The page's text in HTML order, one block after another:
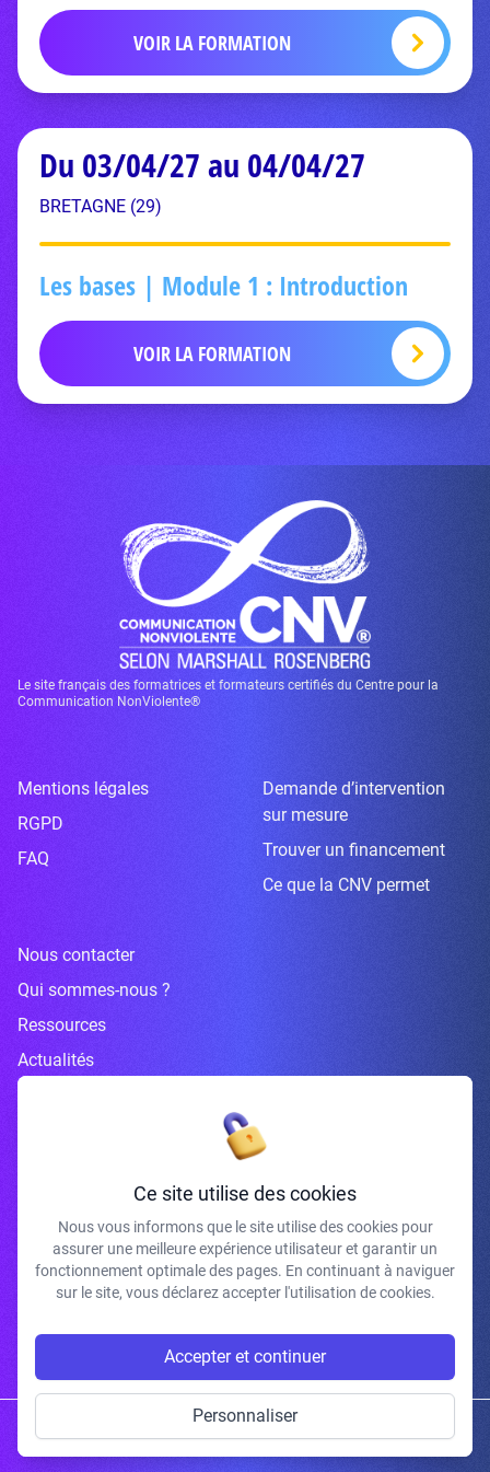
VOIR LA FORMATION
Du 03/04/27 au 04/04/27
BRETAGNE (29)
Les bases | Module 1 : Introduction
VOIR LA FORMATION
Le site français des formatrices et formateurs certifiés du Centre pour la
Communication NonViolente®
Mentions légales
RGPD
FAQ
Demande d’intervention
sur mesure
Trouver un financement
Ce que la CNV permet
Nous contacter
Qui sommes-nous ?
Ressources
Actualités
Inscrivez-vous à la newsletter
J'accepte de recevoir vos e-mails et confirme avoir pris connaissance de
votre politique de confidentialité et mentions légales.
Copyright © 2026 | Gum Studio. Tous droits réservés.
Ce site utilise des cookies
Nous vous informons que le site utilise des cookies pour
assurer une meilleure expérience utilisateur et garantir un
fonctionnement optimale des pages. En continuant à naviguer
sur le site, vous déclarez accepter l'utilisation de cookies.
Accepter et continuer
Personnaliser